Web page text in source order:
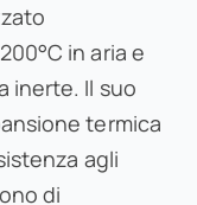
in aria e
inerte. Il suo
termica
agli
di